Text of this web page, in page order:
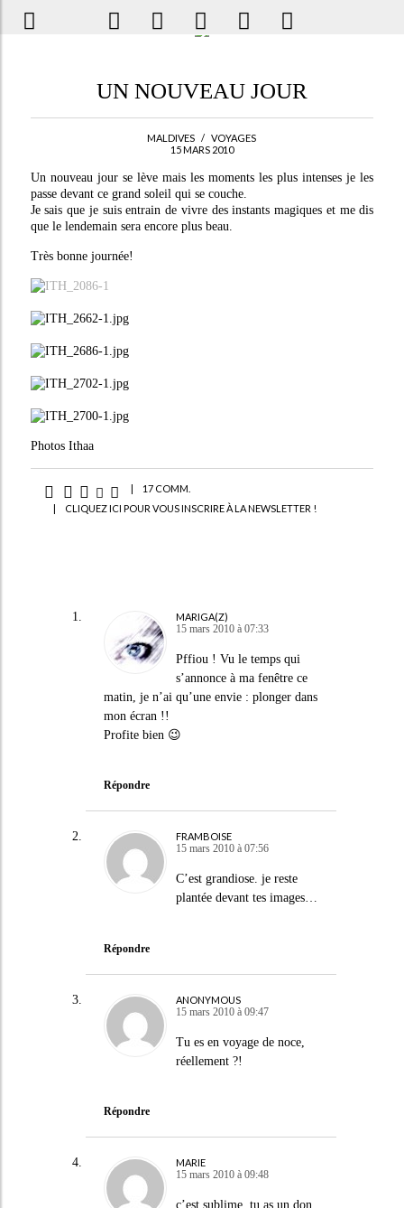
UN NOUVEAU JOUR
MALDIVES / VOYAGES
15 MARS 2010
Un nouveau jour se lève mais les moments les plus intenses je les
passe devant ce grand soleil qui se couche.
Je sais que je suis entrain de vivre des instants magiques et me dis
que le lendemain sera encore plus beau.
Très bonne journée!
Photos Ithaa
|
17 COMM.
|
CLIQUEZ ICI POUR VOUS INSCRIRE À LA NEWSLETTER !
MARIGA(Z)
15 mars 2010 à 07:33
Pffiou ! Vu le temps qui
s’annonce à ma fenêtre ce
matin, je n’ai qu’une envie : plonger dans
mon écran !!
Profite bien 😉
Répondre
FRAMBOISE
15 mars 2010 à 07:56
C’est grandiose. je reste
plantée devant tes images…
Répondre
ANONYMOUS
15 mars 2010 à 09:47
Tu es en voyage de noce,
réellement ?!
Répondre
MARIE
15 mars 2010 à 09:48
c’est sublime, tu as un don